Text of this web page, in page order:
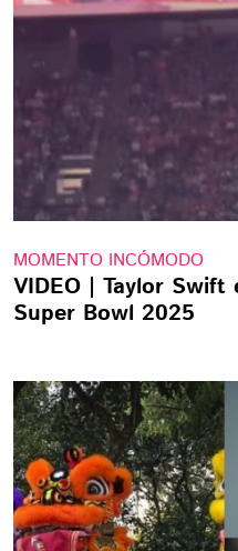
MOMENTO INCÓMODO
VIDEO | Taylor Swift
Super Bowl 2025